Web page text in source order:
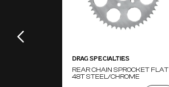
DRAG SPECIALTIES
REAR CHAIN SPROCKET FLAT
48T STEEL/CHROME